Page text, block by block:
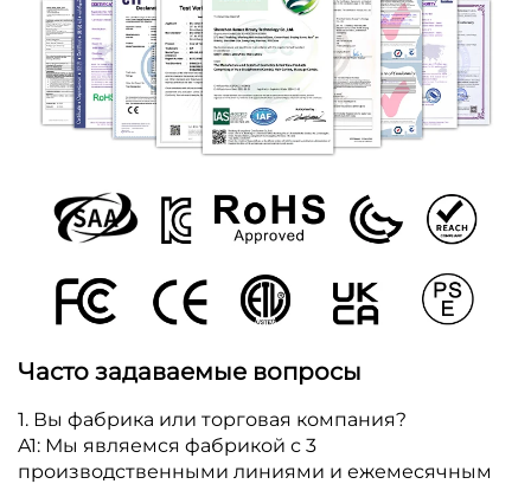
Часто задаваемые вопросы
1. Вы фабрика или торговая компания?
A1: Мы являемся фабрикой с 3
производственными линиями и ежемесячным